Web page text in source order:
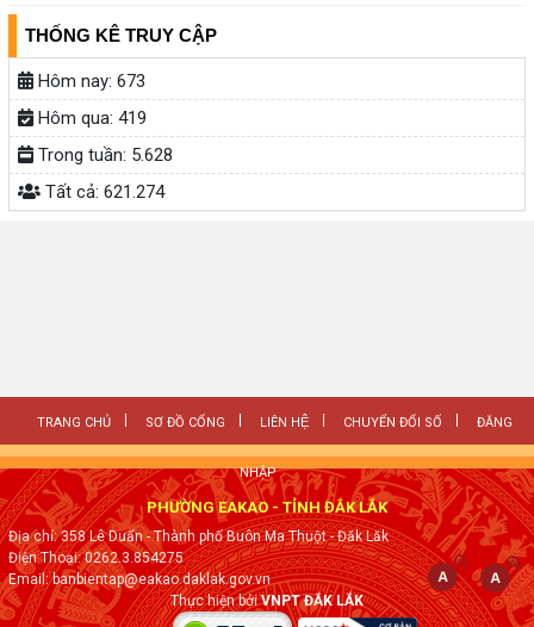
THỐNG KÊ TRUY CẬP
Hôm nay: 673
Hôm qua: 419
Trong tuần: 5.628
Tất cả: 621.274
TRANG CHỦ SƠ ĐỒ CỔNG LIÊN HỆ CHUYỂN ĐỔI SỐ ĐĂNG
NHẬP
PHƯỜNG EAKAO - TỈNH ĐẮK LẮK
Địa chỉ: 358 Lê Duẩn - Thành phố Buôn Ma Thuột - Đăk Lăk
Điện Thoại: 0262.3.854275
Email: banbientap@eakao.daklak.gov.vn
Thực hiện bởiVNPT ĐẮK LẮK